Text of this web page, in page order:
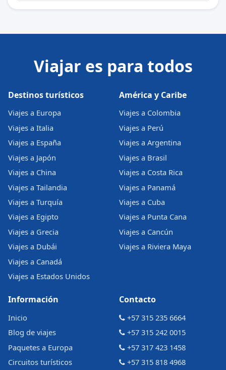
Viajar es para todos
Destinos turísticos
Viajes a Europa
Viajes a Italia
Viajes a España
Viajes a Japón
Viajes a China
Viajes a Tailandia
Viajes a Turquía
Viajes a Egipto
Viajes a Grecia
Viajes a Dubái
Viajes a Canadá
Viajes a Estados Unidos
América y Caribe
Viajes a Colombia
Viajes a Perú
Viajes a Argentina
Viajes a Brasil
Viajes a Costa Rica
Viajes a Panamá
Viajes a Cuba
Viajes a Punta Cana
Viajes a Cancún
Viajes a Riviera Maya
Información
Inicio
Blog de viajes
Paquetes a Europa
Circuitos turísticos
Contacto
+57 315 235 6664
+57 315 242 0015
+57 317 423 1458
+57 315 818 4968